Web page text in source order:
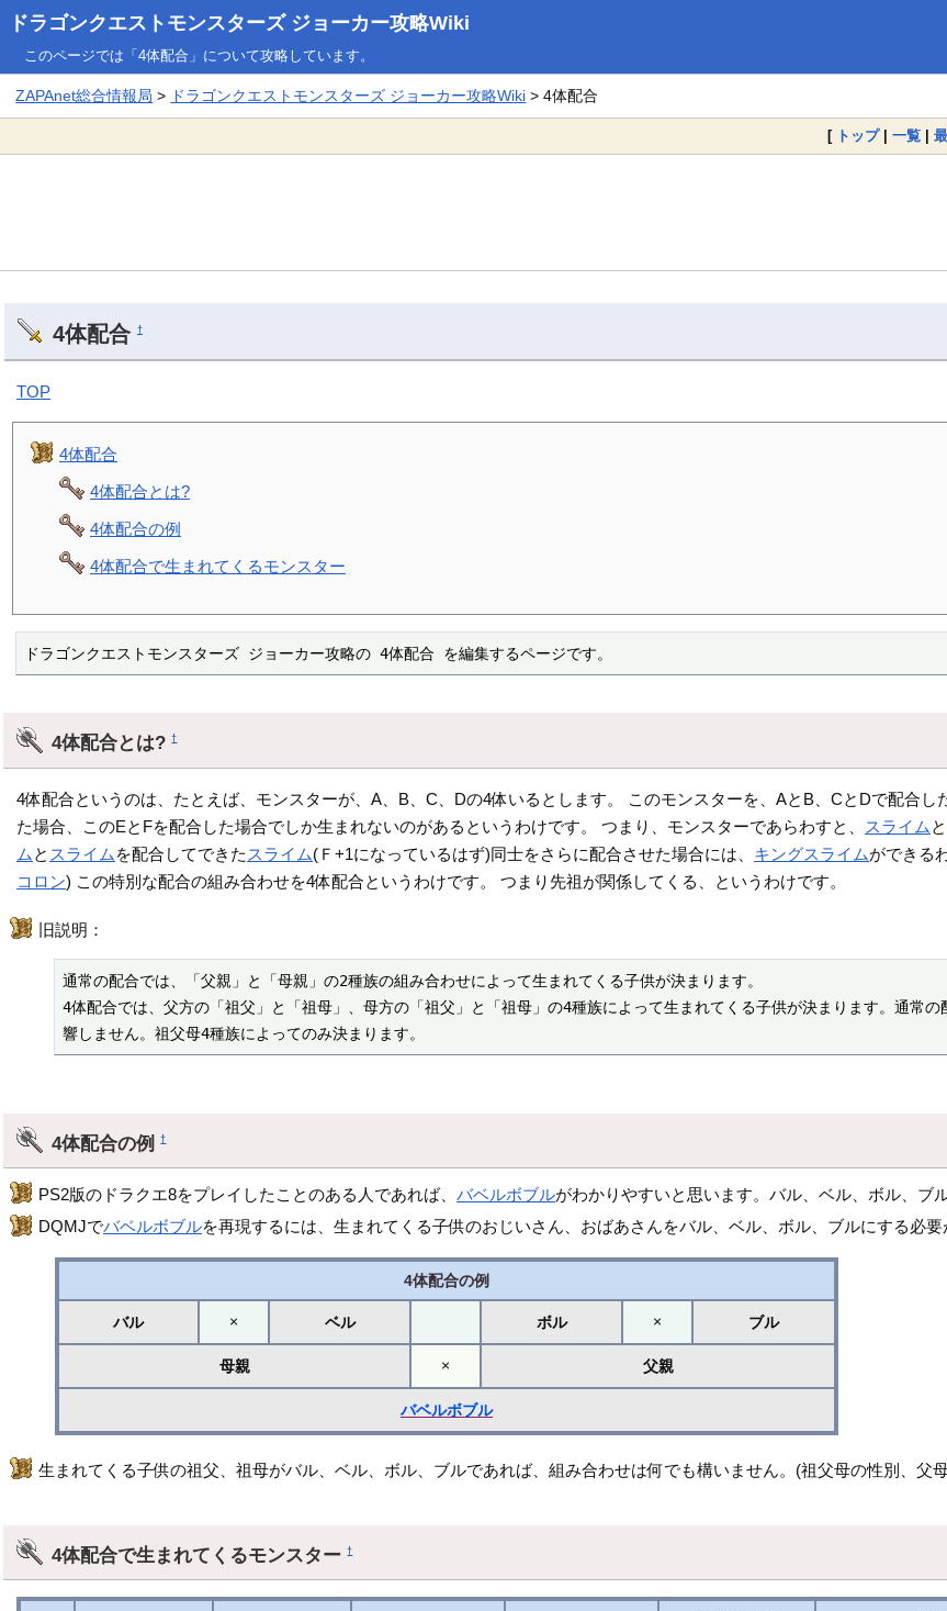
ドラゴンクエストモンスターズ ジョーカー攻略Wiki
このページでは「4体配合」について攻略しています。
ZAPAnet総合情報局 > ドラゴンクエストモンスターズ ジョーカー攻略Wiki > 4体配合
[ トップ| 一覧 |
4体配合 †
TOP
4体配合
4体配合とは?
4体配合の例
4体配合で生まれてくるモンスター
ドラゴンクエストモンスターズ ジョーカー攻略の 4体配合 を編集するページです。
4体配合とは?†
4体配合というのは、たとえば、モンスターが、A、B、C、Dの4体いるとします。 このモンスターを、AとB、CとDで配合
た場合、このEとFを配合した場合でしか生まれないのがあるというわけです。 つまり、モンスターであらわすと、
スライム と
ム と スライム を配合してできた スライム(Ｆ+1になっているはず)同士をさらに配合させた場合には、 キングスライムができる
コロン) この特別な配合の組み合わせを4体配合というわけです。 つまり先祖が関係してくる、というわけです。
旧説明：
通常の配合では、「父親」と「母親」の2種族の組み合わせによって生まれてくる子供が決まります。
4体配合では、父方の「祖父」と「祖母」、母方の「祖父」と「祖母」の4種族によって生まれてくる子供が決まります。通常
響しません。祖父母4種族によってのみ決まります。
4体配合の例†
PS2版のドラクエ8をプレイしたことのある人であれば、バベルボブルがわかりやすいと思います。バル、ベル、ボル、ブ
DQMJでバベルボブルを再現するには、生まれてくる子供のおじいさん、おばあさんをバル、ベル、ボル、ブルにする必要
4体配合の例
バル × ベル ボル × ブル
母親 × 父親
バベルボブル
生まれてくる子供の祖父、祖母がバル、ベル、ボル、ブルであれば、組み合わせは何でも構いません。(祖父母の性別、父
4体配合で生まれてくるモンスター†